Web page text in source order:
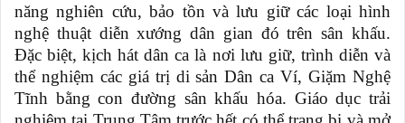
năng nghiên cứu, bảo tồn và lưu giữ các loại hình
nghệ thuật diễn xướng dân gian đó trên sân khấu.
Đặc biệt, kịch hát dân ca là nơi lưu giữ, trình diễn và
thể nghiệm các giá trị di sảnDân ca Ví, Giặm Nghệ
Tĩnh bằng con đường sân khấu hóa. Giáo dục trải